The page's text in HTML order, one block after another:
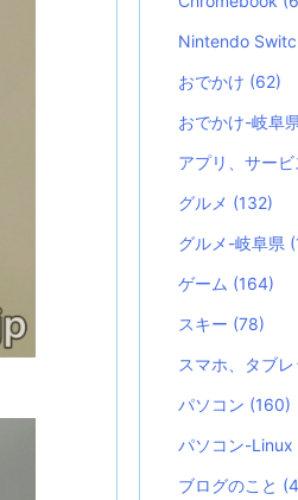
Nintendo
おでかけ (62)
おでかけ-岐阜
アプリ、サービ
グルメ (132)
グルメ-岐阜県
ゲーム (164)
スキー (78)
スマホ、タブレ
パソコン (160)
パソコン-Linux
ブログのこと